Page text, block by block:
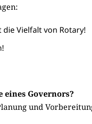
Vielfalt von Rotary!
eines Governors?
und